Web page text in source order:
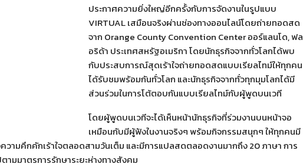
ประกาศความยิ่งใหญ่อีกครั้งกับการจัดงานในรูปแบบ
VIRTUAL เสมือนจริงผ่านช่องทางออนไลน์โดยถ่ายทอดสด
จาก Orange County Convention Center ออร์แลนโด, ฟล
อริด้า ประเทศสหรัฐอเมริกา โดยนักธุรกิจจากทั่วโลกได้พบ
กับประสบการณ์สุดเร้าใจถ่ายทอดสดแบบเรียลไทม์ให้ทุกคน
ได้รับชมพร้อมกันทั่วโลก และนักธุรกิจจากทั่วทุกมุมโลกได้มี
ส่วนร่วมในการโต้ตอบกันแบบเรียลไทม์กับผู้พูดบนเวที
โดยผู้พูดบนเวทีจะได้เห็นหน้านักธุรกิจที่ร่วมงานบนหน้าจอ
เหมือนกับมีผู้ฟังในงานจริงๆ พร้อมกิจกรรมสนุกๆ ให้ทุกคนมี
วามคึกคักเร้าใจตลอดสามวันเต็ม และมีการแปลสดตลอดงานมากถึง 20 ภาษา การ
ามมาตรการรักษาระยะห่างทางสังคม